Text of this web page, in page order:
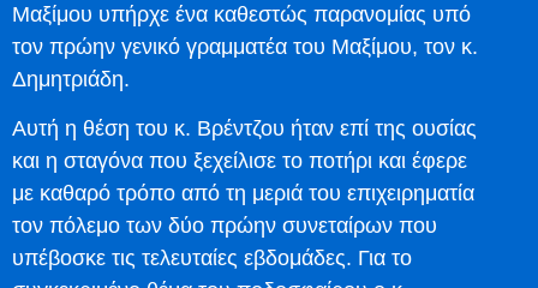
Μαξίμου υπήρχε ένα καθεστώς παρανομίας υπό
τον πρώην γενικό γραμματέα του Μαξίμου, τον κ.
Δημητριάδη.
Αυτή η θέση του κ. Βρέντζου ήταν επί της ουσίας
και η σταγόνα που ξεχείλισε το ποτήρι και έφερε
με καθαρό τρόπο από τη μεριά του επιχειρηματία
τον πόλεμο των δύο πρώην συνεταίρων που
υπέβοσκε τις τελευταίες εβδομάδες. Για το